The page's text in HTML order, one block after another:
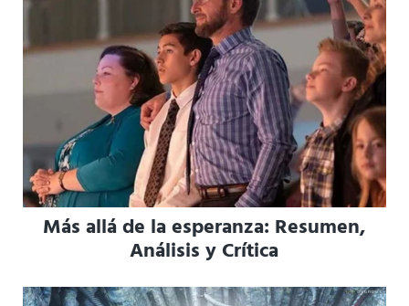
Más allá de la esperanza: Resumen,
Análisis y Crítica